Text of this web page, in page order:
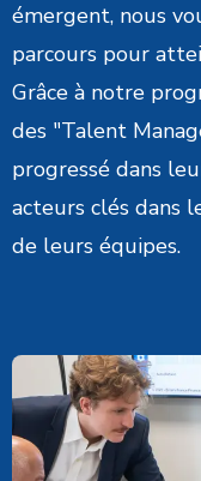
émergent, nous
parcours pour
Grâce à notre
des "Talent
progressé dans
acteurs clés dans
de leurs équipes.